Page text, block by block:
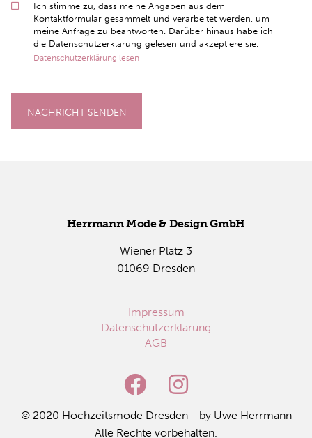
Ich stimme zu, dass meine Angaben aus dem
Kontaktformular gesammelt und verarbeitet werden, um
meine Anfrage zu beantworten. Darüber hinaus habe ich
die Datenschutzerklärung gelesen und akzeptiere sie.
Datenschutzerklärung lesen
NACHRICHT SENDEN
Herr­mann Mode & De­sign GmbH
Wie­ner Platz 3
01069 Dres­den
Impressum
Datenschutzerklärung
AGB
© 2020 Hoch­zeits­mo­de Dres­den - by Uwe Herr­mann
Alle Rech­te vor­be­hal­ten.